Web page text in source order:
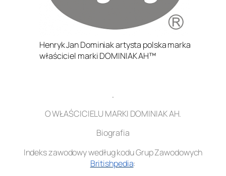
Henryk Jan Dominiak artysta polska marka
właściciel marki DOMINIAK AH™
.
O WŁAŚCICIELU MARKI DOMINIAK AH.
Biografia
Indeks zawodowy według kodu Grup Zawodowych
Britishpedia: